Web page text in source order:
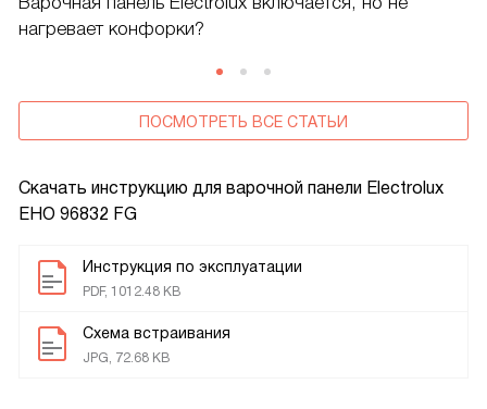
Скачать инструкцию для варочной панели Electrolux
EHO 96832 FG
Инструкция по эксплуатации
PDF, 1012.48 KB
Схема встраивания
JPG, 72.68 KB
нагревает конфорки?
ПОСМОТРЕТЬ ВСЕ СТАТЬИ